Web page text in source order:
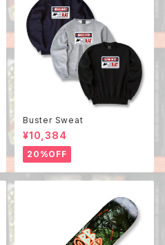
Buster Sweat
¥10,384
20%OFF